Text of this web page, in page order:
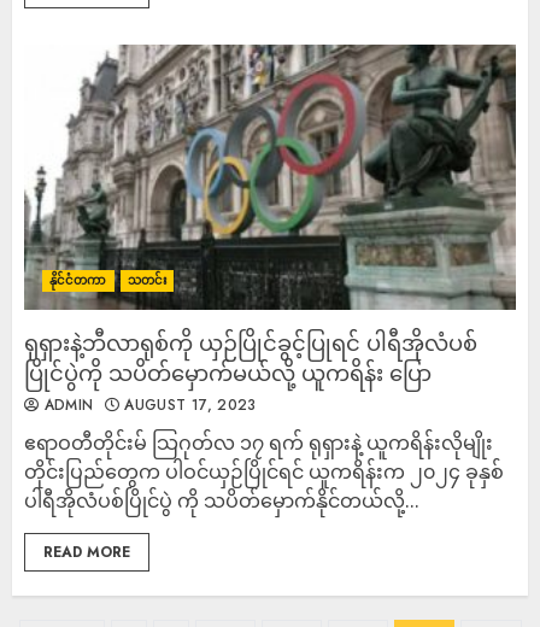
နိုင်ငံတကာ သတင်း
ရုရှားနဲ့ဘီလာရုစ်ကို ယှဉ်ပြိုင်ခွင့်ပြုရင် ပါရီအိုလံပစ်
ပြိုင်ပွဲကို သပိတ်မှောက်မယ်လို့ ယူကရိန်း ပြော
ADMIN AUGUST 17, 2023
ဧရာဝတီတိုင်းမ် သြဂုတ်လ ၁၇ ရက် ရုရှားနဲ့ ယူကရိန်းလိုမျိုး
တိုင်းပြည်တွေက ပါဝင်ယှဉ်ပြိုင်ရင် ယူကရိန်းက ၂၀၂၄ ခုနှစ်
ပါရီအိုလံပစ်ပြိုင်ပွဲ ကို သပိတ်မှောက်နိုင်တယ်လို့...
READ MORE